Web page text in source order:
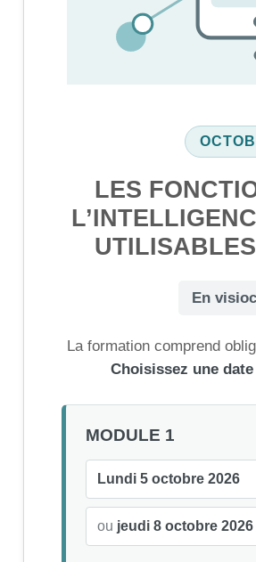
LES
En
La formation comprend
Choisissez une
MODULE 1
Lundi 5 octobre 2026
ou jeudi 8 octobre 2026